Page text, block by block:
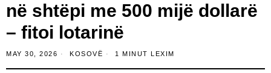
në shtëpi me 500 mijë dollarë
– fitoi lotarinë
MAY 30, 2026 KOSOVË 1 MINUT LEXIM